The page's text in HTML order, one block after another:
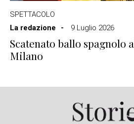
SPETTACOLO
La redazione
9 Luglio 2026
Scatenato ballo spagnolo
Milano